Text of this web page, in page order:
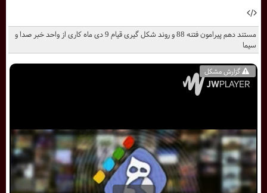
گزارش مشکل
مستند دهم پیرامون فتنه 88 و روند شکل گیری قیام 9 دی ماه کاری از واحد خبر صدا و
سیما